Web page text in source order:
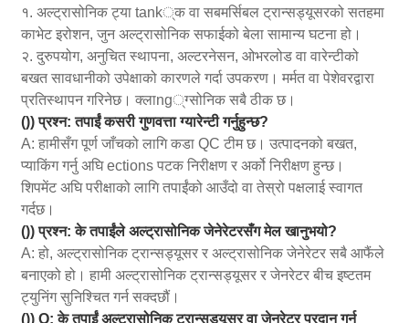
१. अल्ट्रासोनिक ट्या tank्क वा सबमर्सिबल ट्रान्सड्यूसरको सतहमा
काभेट इरोशन, जुन अल्ट्रासोनिक सफाईको बेला सामान्य घटना हो।
२. दुरुपयोग, अनुचित स्थापना, अल्टरनेसन, ओभरलोड वा वारेन्टीको
बखत सावधानीको उपेक्षाको कारणले गर्दा उपकरण। मर्मत वा पेशेवरद्वारा
प्रतिस्थापन गरिनेछ। क्लाng्ग्सोनिक सबै ठीक छ।
()) प्रश्न: तपाईं कसरी गुणवत्ता ग्यारेन्टी गर्नुहुन्छ?
A: हामीसँग पूर्ण जाँचको लागि कडा QC टीम छ। उत्पादनको बखत,
प्याकिंग गर्नु अघि ections पटक निरीक्षण र अर्को निरीक्षण हुन्छ।
शिपमेंट अघि परीक्षाको लागि तपाईंको आउँदो वा तेस्रो पक्षलाई स्वागत
गर्दछ।
()) प्रश्न: के तपाईंले अल्ट्रासोनिक जेनेरेटरसँग मेल खानुभयो?
A: हो, अल्ट्रासोनिक ट्रान्सड्यूसर र अल्ट्रासोनिक जेनेरेटर सबै आफैंले
बनाएको हो। हामी अल्ट्रासोनिक ट्रान्सड्यूसर र जेनरेटर बीच इष्टतम
ट्युनिंग सुनिश्चित गर्न सक्दछौं।
()) Q: के तपाईं अल्ट्रासोनिक ट्रान्सड्यूसर वा जेनरेटर प्रदान गर्न